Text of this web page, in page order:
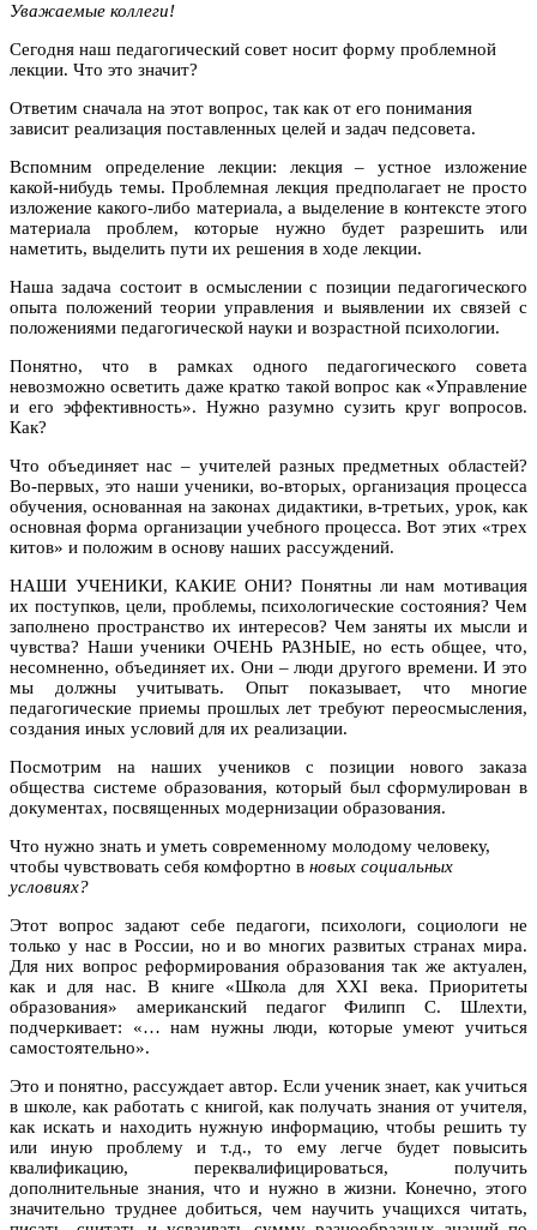
Уважаемые коллеги!
Сегодня наш педагогический совет носит форму проблемной
лекции. Что это значит?
Ответим сначала на этот вопрос, так как от его понимания
зависит реализация поставленных целей и задач педсовета.
Вспомним определение лекции: лекция – устное изложение
какой-нибудь темы. Проблемная лекция предполагает не просто
изложение какого-либо материала, а выделение в контексте этого
материала проблем, которые нужно будет разрешить или
наметить, выделить пути их решения в ходе лекции.
Наша задача состоит в осмыслении с позиции педагогического
опыта положений теории управления и выявлении их связей с
положениями педагогической науки и возрастной психологии.
Понятно, что в рамках одного педагогического совета
невозможно осветить даже кратко такой вопрос как «Управление
и его эффективность». Нужно разумно сузить круг вопросов.
Как?
Что объединяет нас – учителей разных предметных областей?
Во-первых, это наши ученики, во-вторых, организация процесса
обучения, основанная на законах дидактики, в-третьих, урок, как
основная форма организации учебного процесса. Вот этих «трех
китов» и положим в основу наших рассуждений.
НАШИ УЧЕНИКИ, КАКИЕ ОНИ? Понятны ли нам мотивация
их поступков, цели, проблемы, психологические состояния? Чем
заполнено пространство их интересов? Чем заняты их мысли и
чувства? Наши ученики ОЧЕНЬ РАЗНЫЕ, но есть общее, что,
несомненно, объединяет их. Они – люди другого времени. И это
мы должны учитывать. Опыт показывает, что многие
педагогические приемы прошлых лет требуют переосмысления,
создания иных условий для их реализации.
Посмотрим на наших учеников с позиции нового заказа
общества системе образования, который был сформулирован в
документах, посвященных модернизации образования.
Что нужно знать и уметь современному молодому человеку,
чтобы чувствовать себя комфортно в новых социальных
условиях?
Этот вопрос задают себе педагоги, психологи, социологи не
только у нас в России, но и во многих развитых странах мира.
Для них вопрос реформирования образования так же актуален,
как и для нас. В книге «Школа для XXI века. Приоритеты
образования» американский педагог Филипп С. Шлехти,
подчеркивает: «… нам нужны люди, которые умеют учиться
самостоятельно».
Это и понятно, рассуждает автор. Если ученик знает, как учиться
в школе, как работать с книгой, как получать знания от учителя,
как искать и находить нужную информацию, чтобы решить ту
или иную проблему и т.д., то ему легче будет повысить
квалификацию, переквалифицироваться, получить
дополнительные знания, что и нужно в жизни. Конечно, этого
значительно труднее добиться, чем научить учащихся читать,